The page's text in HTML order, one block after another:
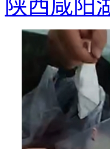
陕西咸阳